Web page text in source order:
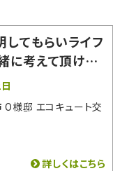
してもらいライフ
に考えて頂けた
のなので」と熱
た。
様邸 エコキュート交
詳しくはこちら